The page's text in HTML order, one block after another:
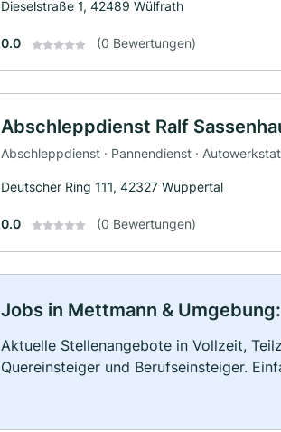
Dieselstraße 1, 42489 Wülfrath
0.0 (0 Bewertungen)
Abschleppdienst Ralf
Abschleppdienst · Pannendienst ·
Deutscher Ring 111, 42327 Wuppertal
0.0 (0 Bewertungen)
Jobs in Mettmann &
Aktuelle Stellenangebote in Vollzeit,
Quereinsteiger und Berufseinsteiger.